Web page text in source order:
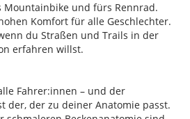
Mountainbike und fürs Rennrad.
Komfort für alle Geschlechter.
du Straßen und Trails in der
erfahren willst.
Fahrer:innen – und der
der, der zu deiner Anatomie passt.